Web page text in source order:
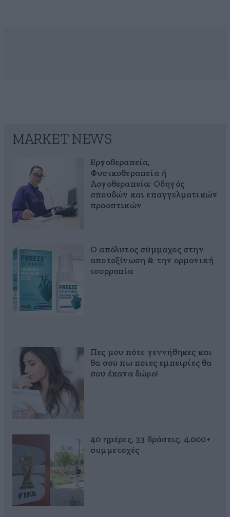
MARKET NEWS
Εργοθεραπεία,
Φυσικοθεραπεία ή
Λογοθεραπεία; Οδηγός
σπουδών και επαγγελματικών
προοπτικών
Ο απόλυτος σύμμαχος στην
αποτοξίνωση & την ορμονική
ισορροπία
Πες μου πότε γεννήθηκες και
θα σου πω ποιες εμπειρίες θα
σου έκανα δώρο!
40 ημέρες, 33 δράσεις, 4.000+
συμμετοχές